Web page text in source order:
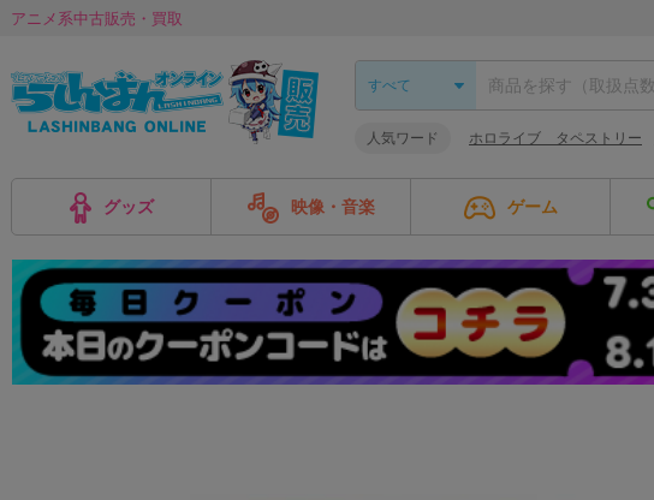
アニメ系中古販売・買取
人気ワード ホロライブ タペストリー
グッズ 映像・音楽 ゲーム